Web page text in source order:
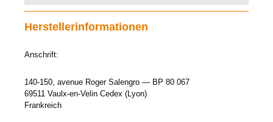
Herstellerinformationen
Anschrift:
140-150, avenue Roger Salengro — BP 80 067
69511 Vaulx-en-Velin Cedex (Lyon)
Frankreich